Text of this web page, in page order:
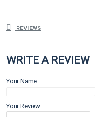
REVIEWS
WRITE A REVIEW
Your Name
Your Review